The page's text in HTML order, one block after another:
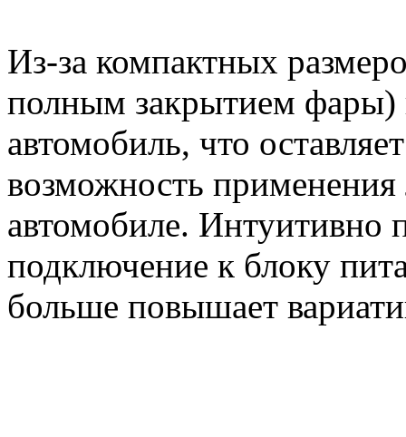
Из-за компактных
полным закрытием фары)
автомобиль, что
возможность
автомобиле. Интуитивно
подключение к блоку
больше повышает